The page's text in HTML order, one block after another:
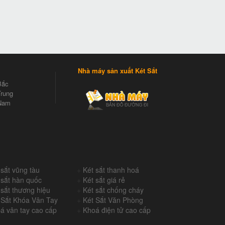
Nhà máy sản xuất Két Sắt
vũng tàu
Két sắt thanh hoá
hàn quốc
Két sắt giá rẻ
thương hiệu
Két sắt chống cháy
Khóa Vân Tay
Két Sắt Văn Phòng
vân tay cao cấp Khoá điện tử cao cấp